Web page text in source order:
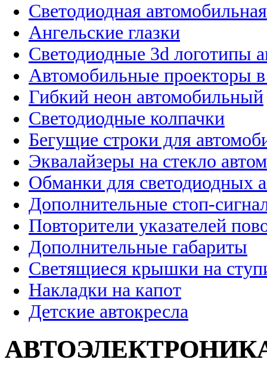
Светодиодная
Ангельские глазки
Светодиодные 3d логотипы
Автомобильные проекторы
Гибкий неон автомобильный
Светодиодные колпачки
Бегущие строки для
Эквалайзеры на стекло
Обманки для светодиодных
Дополнительные стоп-
Повторители указателей
Дополнительные габариты
Светящиеся крышки на
Накладки на капот
Детские автокресла